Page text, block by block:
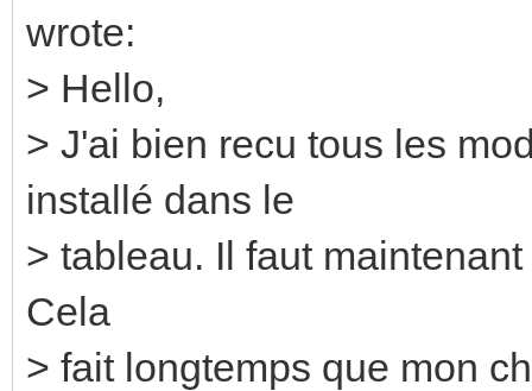
wrote:
> Hello,
> J'ai bien recu tous les
installé dans le
> tableau. Il faut
Cela
> fait longtemps que mon